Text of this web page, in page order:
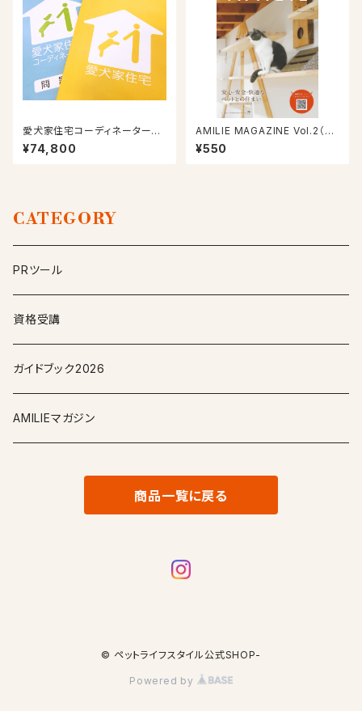
愛犬家住宅コーディネーター通
信講座
¥74,800
AMILIE MAGAZINE Vol.2（20
21/7/20号）
¥550
CATEGORY
PRツール
資格受講
ガイドブック2026
AMILIEマガジン
商品一覧に戻る
© ペットライフスタイル公式SHOP-
Powered by